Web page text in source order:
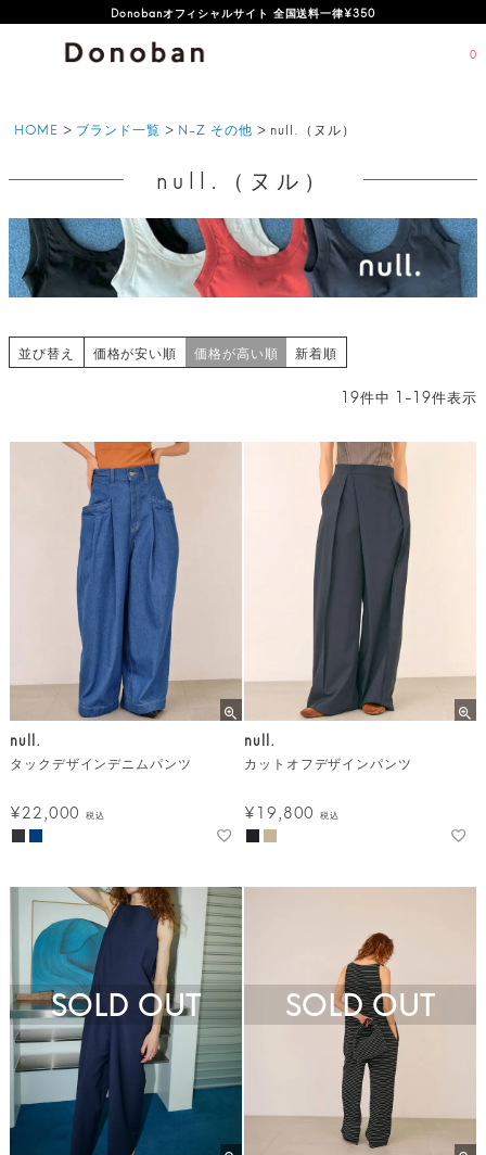
オフィシャルサイト新規会員登録特典 500ポイントプレゼント
0
HOME ブランド一覧 N-Z その他 null.（ヌル）
null.（ヌル）
並び替え 価格が安い順 価格が高い順 新着順
19件中 1 -19件表示
null.
タックデザインデニムパンツ
¥22,000 税込
null.
カットオフデザインパンツ
¥19,800 税込
SOLD OUT SOLD OUT